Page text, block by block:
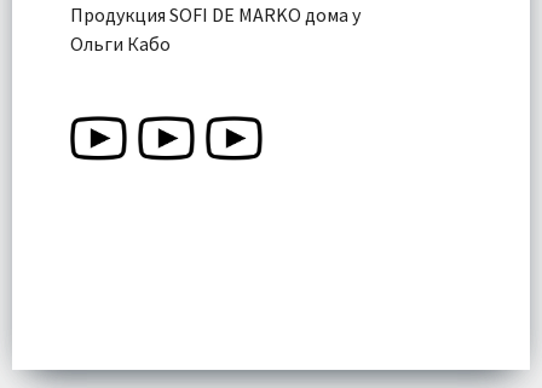
Продукция SOFI DE MARKO дома у
Ольги Кабо